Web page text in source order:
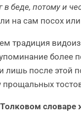
в беде, потому и
на сам посох
традиция
более
лишь после этой
словаре